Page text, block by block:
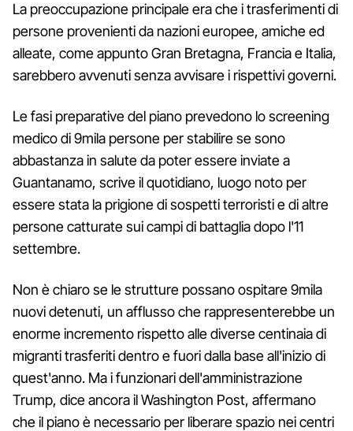
La preoccupazione principale era che i trasferimenti di
persone provenienti da nazioni europee, amiche ed
alleate, come appunto Gran Bretagna, Francia e Italia,
sarebbero avvenuti senza avvisare i rispettivi governi.
Le fasi preparative del piano prevedono lo screening
medico di 9mila persone per stabilire se sono
abbastanza in salute da poter essere inviate a
Guantanamo, scrive il quotidiano, luogo noto per
essere stata la prigione di sospetti terroristi e di altre
persone catturate sui campi di battaglia dopo l'11
settembre.
Non è chiaro se le strutture possano ospitare 9mila
nuovi detenuti, un afflusso che rappresenterebbe un
enorme incremento rispetto alle diverse centinaia di
migranti trasferiti dentro e fuori dalla base all'inizio di
quest'anno. Ma i funzionari dell'amministrazione
Trump, dice ancora il Washington Post, affermano
che il piano è necessario per liberare spazio nei centri